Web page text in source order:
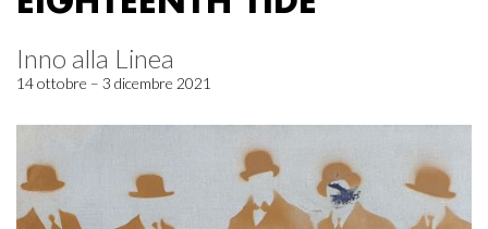
Inno alla Linea
14 ottobre – 3 dicembre 2021